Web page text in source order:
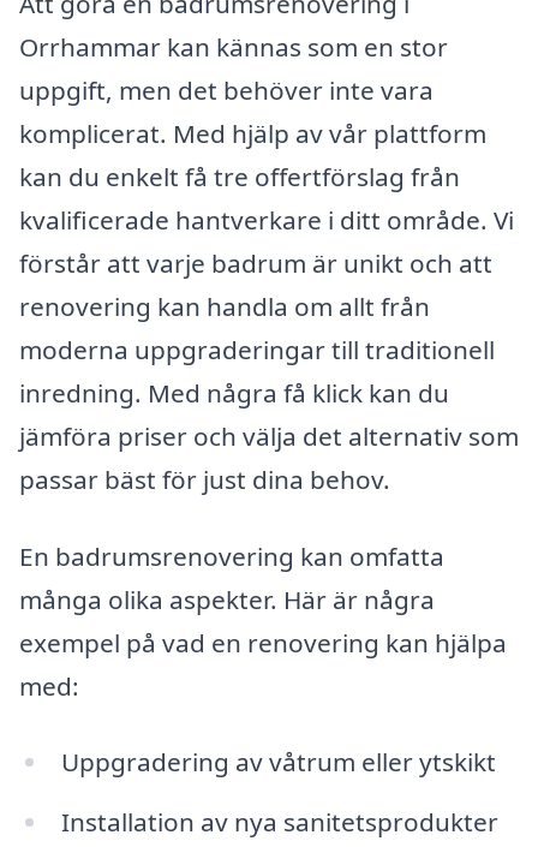
Orrhammar kan kännas som en stor
uppgift, men det behöver inte vara
komplicerat. Med hjälp av vår plattform
kan du enkelt få tre offertförslag från
kvalificerade hantverkare i ditt område. Vi
förstår att varje badrum är unikt och att
renovering kan handla om allt från
moderna uppgraderingar till traditionell
inredning. Med några få klick kan du
jämföra priser och välja det alternativ som
passar bäst för just dina behov.
En badrumsrenovering kan omfatta
många olika aspekter. Här är några
exempel på vad en renovering kan hjälpa
med:
Uppgradering av våtrum eller ytskikt
Installation av nya sanitetsprodukter